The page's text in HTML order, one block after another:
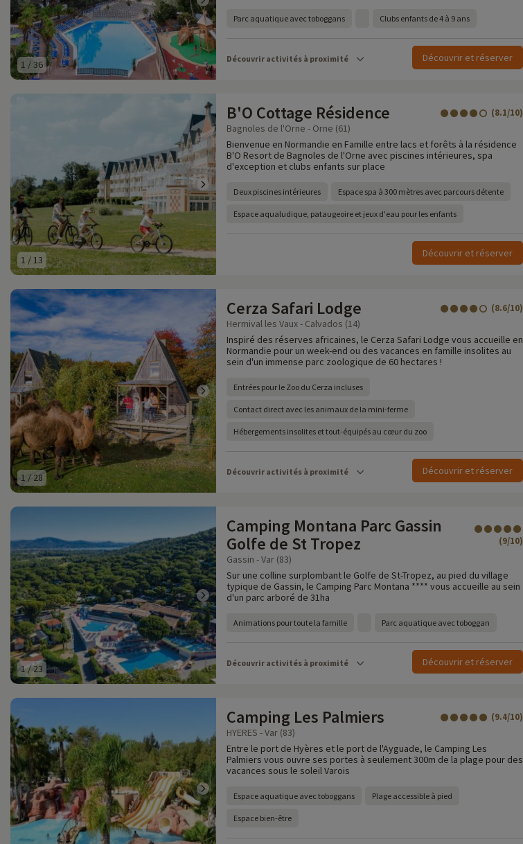
1 /36
Parc aquatique avec toboggans Clubs enfants de 4 à 9 ans
Découvrir activités à proximité Découvrir et réserver
1 /13
B'O Cottage Résidence (8.1/10)
Bagnoles de l'Orne - Orne (61)
Bienvenue en Normandie en Famille entre lacs et forêts à la résidence
B'O Resort de Bagnoles de l'Orne avec piscines intérieures, spa
d'exception et clubs enfants sur place
Deux piscines intérieures Espace spa à 300 mètres avec parcours détente
Espace aqualudique, pataugeoire et jeux d'eau pour les enfants
Découvrir et réserver
1 / 28
Cerza Safari Lodge (8.6/10)
Hermival les Vaux - Calvados (14)
Inspiré des réserves africaines, le Cerza Safari Lodge vous accueille en
Normandie pour un week-end ou des vacances en famille insolites au
sein d'un immense parc zoologique de 60 hectares !
Entrées pour le Zoo du Cerza incluses
Contact direct avec les animaux de la mini-ferme
Hébergements insolites et tout-équipés au cœur du zoo
Découvrir activités à proximité Découvrir et réserver
1/23
Camping Montana Parc Gassin
Golfe de St Tropez
(9/10)
Gassin - Var (83)
Sur une colline surplombant le Golfe de St-Tropez, au pied du village
typique de Gassin, le Camping Parc Montana **** vous accueille au sein
d'un parc arboré de 31ha
Animations pour toute la famille Parc aquatique avec toboggan
Découvrir activités à proximité Découvrir et réserver
Camping Les Palmiers (9.4/10)
HYERES - Var (83)
Entre le port de Hyères et le port de l'Ayguade, le Camping Les
Palmiers vous ouvre ses portes à seulement 300m de la plage pour des
vacances sous le soleil Varois
Espace aquatique avec toboggans Plage accessible à pied
Espace bien-être